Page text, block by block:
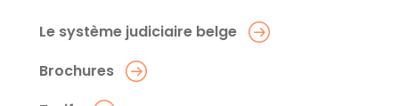
Le système judiciaire belge
Brochures